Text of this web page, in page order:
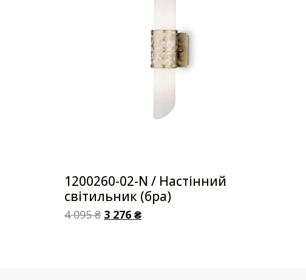
1200260-02-N / Настінний
світильник (бра)
4 095₴ 3 276₴